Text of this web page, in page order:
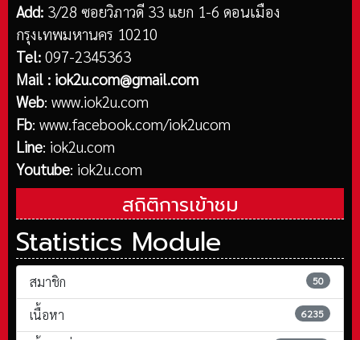
Add: 3/28 ซอยวิภาวดี 33 แยก 1-6 ดอนเมือง
กรุงเทพมหานคร 10210
Tel: 097-2345363
Mail : iok2u.com@gmail.com
Web: www.iok2u.com
Fb: www.facebook.com/iok2ucom
Line: iok2u.com
Youtube: iok2u.com
สถิติการเข้าชม
Statistics Module
สมาชิก 50
เนื้อหา 6235